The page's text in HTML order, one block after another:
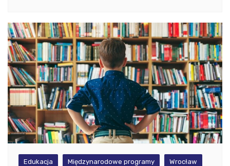
Edukacja Międzynarodowe programy Wrocław